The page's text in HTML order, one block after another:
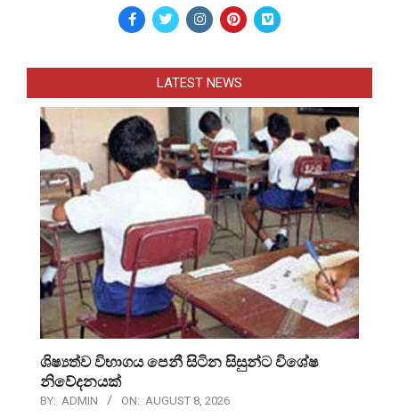
LATEST NEWS
ශිෂ්‍යත්ව විභාගය පෙනී සිටින සිසුන්ට විශේෂ
නිවේදනයක්
BY: ADMIN ON: AUGUST 8, 2026